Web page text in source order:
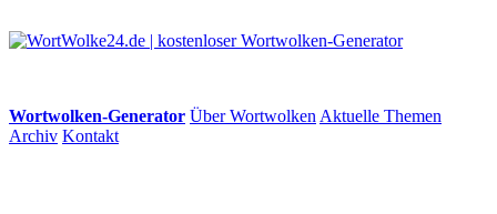
Wortwolken-Generator Über Wortwolken Aktuelle Themen
Archiv Kontakt